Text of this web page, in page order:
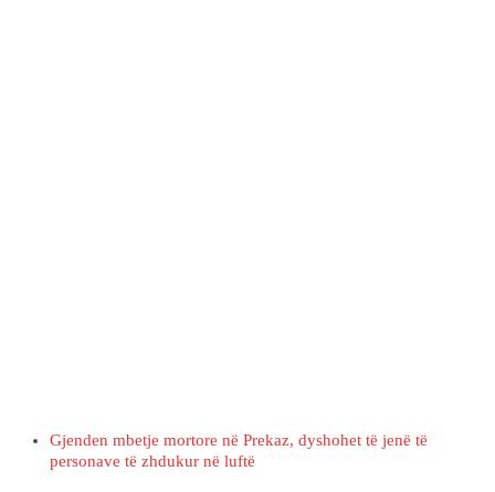
Gjenden mbetje mortore në Prekaz, dyshohet të jenë të
personave të zhdukur në luftë